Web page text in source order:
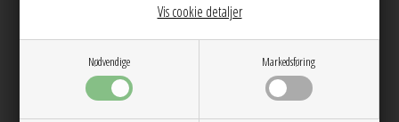
Nødvendige Markedsføring
Vis cookie detaljer
349,00
349,00